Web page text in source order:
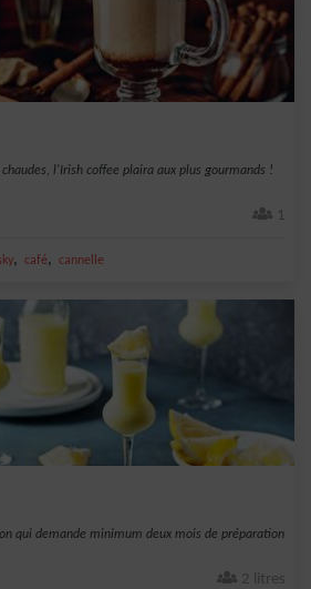
l'Irish coffee plaira aux plus gourmands !
1
, café, cannelle
qui demande minimum deux mois de préparation
2 litres